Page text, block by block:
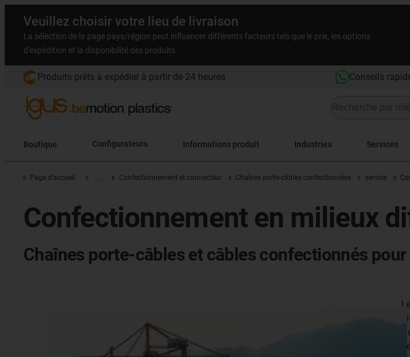
Veuillez choisir votre lieu de livraison
La sélection de la page pays/région peut influencer différents facteurs tels que le prix, les options
d'expédition et la disponibilité des produits.
Produits prêts à expédier à partir de 24 heures Conseils
Boutique Configurateurs Informations produit Industries Services
Page d'accueil Confectionnement et connecteur Chaînes porte-câbles confectionnées service
Confectionnement en milieux
Chaînes porte-câbles et câbles confectionnés